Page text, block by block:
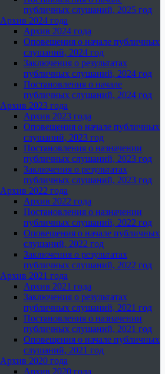
публичных слушаний, 2025 год
Архив 2024 года
Архив 2024 года
Оповещения о начале публичных
слушаний, 2024 год
Заключения о результатах
публичных слушаний, 2024 год
Постановления о начале
публичных слушаний, 2024 год
Архив 2023 года
Архив 2023 года
Оповещения о начале публичных
слушаний, 2023 год
Постановления о назначении
публичных слушаний, 2023 год
Заключения о результатах
публичных слушаний, 2023 год
Архив 2022 года
Архив 2022 года
Постановления о назначении
публичных слушаний, 2022 год
Оповещения о начале публичных
слушаний, 2022 год
Заключения о результатах
публичных слушаний, 2022 год
Архив 2021 года
Архив 2021 года
Заключения о результатах
публичных слушаний, 2021 год
Постановления о назначении
публичных слушаний, 2021 год
Оповещения о начале публичных
слушаний, 2021 год
Архив 2020 года
Архив 2020 года